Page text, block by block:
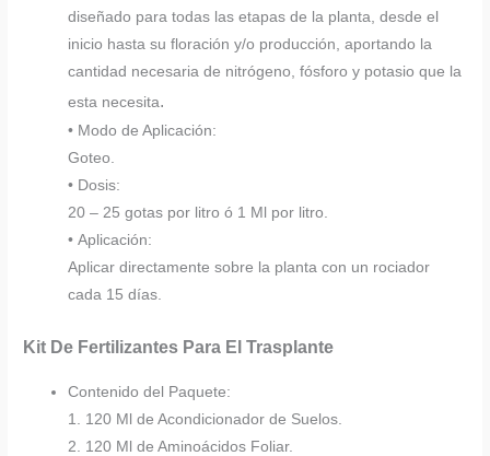
diseñado para todas las etapas de la planta, desde el
inicio hasta su floración y/o producción, aportando la
cantidad necesaria de nitrógeno, fósforo y potasio que la
esta necesita.
• Modo de Aplicación:
Goteo.
• Dosis:
20 – 25 gotas por litro ó 1 Ml por litro.
• Aplicación:
Aplicar directamente sobre la planta con un rociador
cada 15 días.
Kit De Fertilizantes Para El Trasplante
Contenido del Paquete:
1. 120 Ml de Acondicionador de Suelos.
2. 120 Ml de Aminoácidos Foliar.